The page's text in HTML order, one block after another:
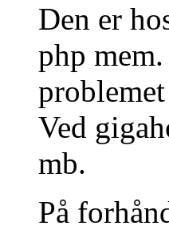
Den er
php
Ved
mb.
På